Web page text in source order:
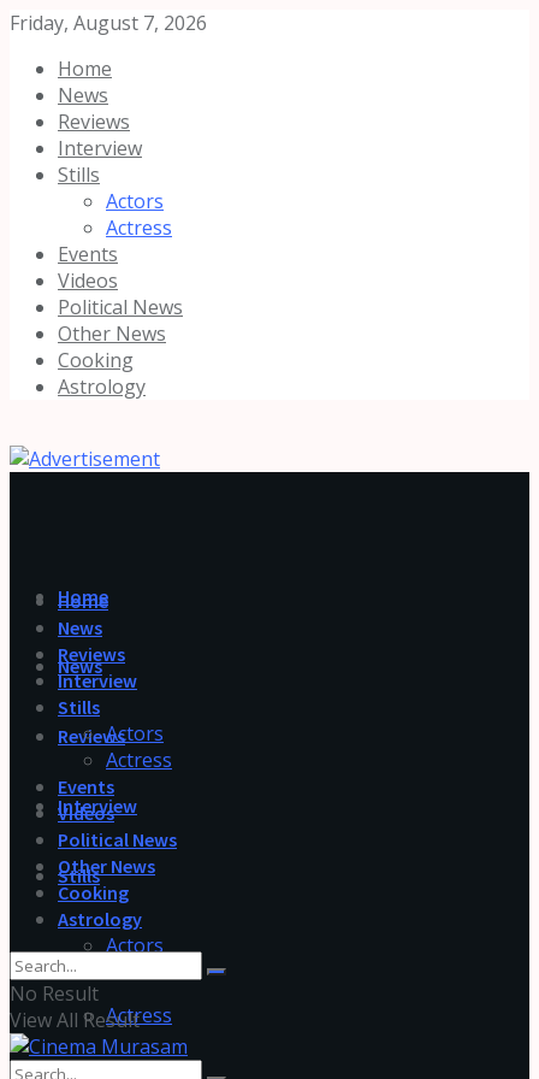
Friday, August 7, 2026
Home
News
Reviews
Interview
Stills
Actors
Actress
Events
Videos
Political News
Other News
Cooking
Astrology
Home
News
Reviews
Interview
Stills
Actors
Actress
Home
News
Reviews
Interview
Stills
Actors
Actress
Events
Videos
Political News
Other News
Cooking
Astrology
No Result
View All Result